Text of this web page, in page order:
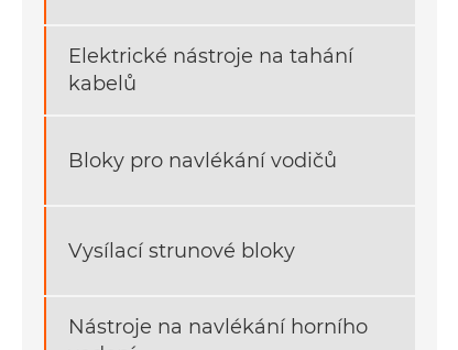
Elektrické nástroje na tahání
kabelů
Bloky pro navlékání vodičů
Vysílací strunové bloky
Nástroje na navlékání horního